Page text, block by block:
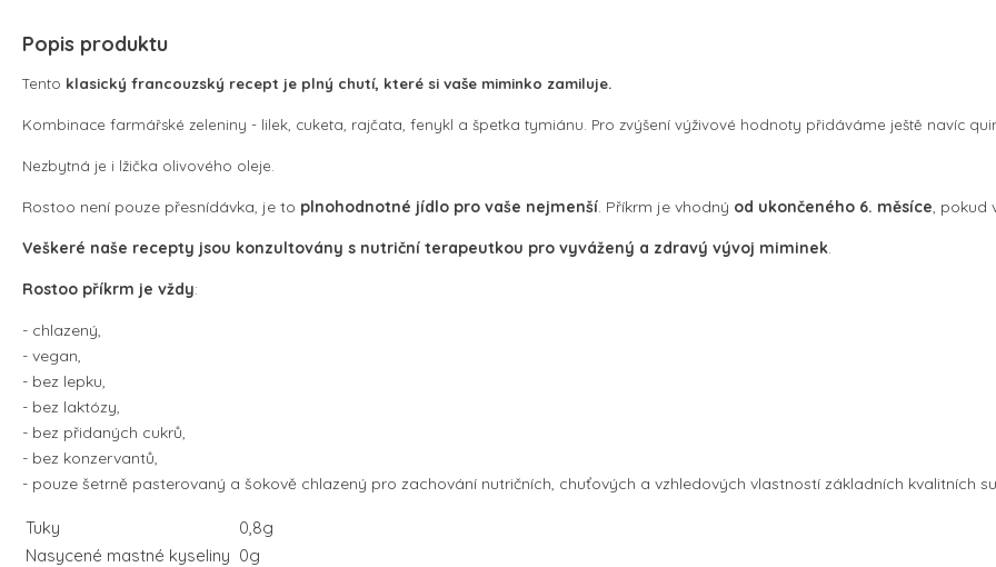
Popis produktu
Tento klasický francouzský recept je plný chutí, které si vaše miminko zamiluje.
Kombinace farmářské zeleniny - lilek, cuketa, rajčata, fenykl a špetka tymiánu. Pro zvýšení výživové hodnoty přidáváme ještě navíc
Nezbytná je i lžička olivového oleje.
Rostoo není pouze přesnídávka, je to plnohodnotné jídlo pro vaše nejmenší . Příkrm je vhodný od ukončeného 6. měsíce ,
Veškeré naše recepty jsou konzultovány s nutriční terapeutkou pro vyvážený a zdravý vývoj miminek
Rostoo příkrm je vždy:
- chlazený,
- vegan,
- bez lepku,
- bez laktózy,
- bez přidaných cukrů,
- bez konzervantů,
- pouze šetrně pasterovaný a šokově chlazený pro zachování nutričních, chuťových a vzhledových vlastností základních kvalitních
Tuky
0,8g
Nasycené mastné kyseliny 0g